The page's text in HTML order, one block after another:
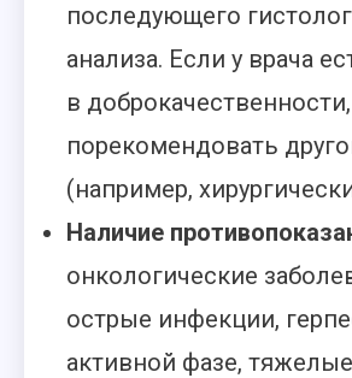
последующего
анализа. Если у врача
в
порекомендовать
(например,
Наличие
онкологические
острые инфекции,
активной фазе,